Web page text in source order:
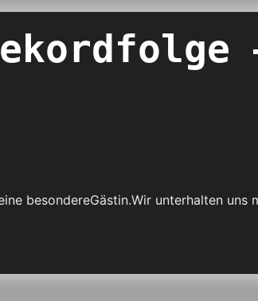
besondereGästin.Wir unterhalten uns